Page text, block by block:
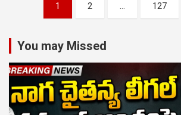
pagination
1 2 … 127
You may Missed